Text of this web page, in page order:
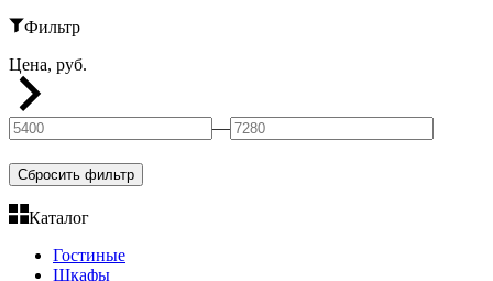
Фильтр
Цена, руб.
—
Сбросить фильтр
Каталог
Гостиные
Шкафы